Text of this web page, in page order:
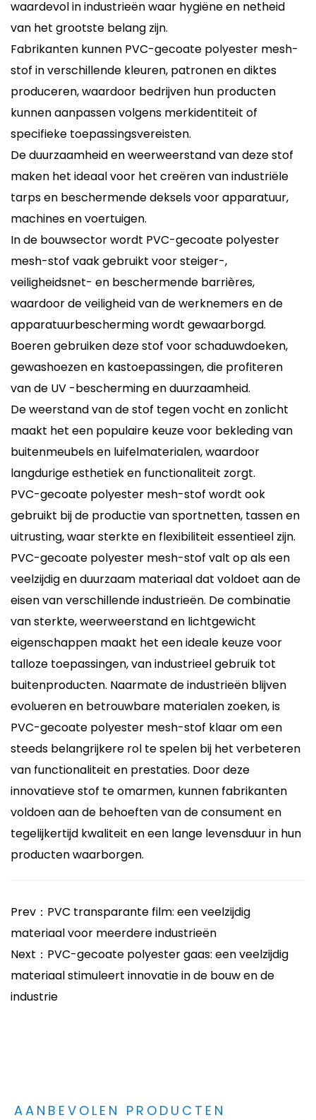
waardevol in industrieën waar hygiëne en netheid
van het grootste belang zijn.
Fabrikanten kunnen PVC-gecoate polyester mesh-
stof in verschillende kleuren, patronen en diktes
produceren, waardoor bedrijven hun producten
kunnen aanpassen volgens merkidentiteit of
specifieke toepassingsvereisten.
De duurzaamheid en weerweerstand van deze stof
maken het ideaal voor het creëren van industriële
tarps en beschermende deksels voor apparatuur,
machines en voertuigen.
In de bouwsector wordt PVC-gecoate polyester
mesh-stof vaak gebruikt voor steiger-,
veiligheidsnet- en beschermende barrières,
waardoor de veiligheid van de werknemers en de
apparatuurbescherming wordt gewaarborgd.
Boeren gebruiken deze stof voor schaduwdoeken,
gewashoezen en kastoepassingen, die profiteren
van de UV -bescherming en duurzaamheid.
De weerstand van de stof tegen vocht en zonlicht
maakt het een populaire keuze voor bekleding van
buitenmeubels en luifelmaterialen, waardoor
langdurige esthetiek en functionaliteit zorgt.
PVC-gecoate polyester mesh-stof wordt ook
gebruikt bij de productie van sportnetten, tassen en
uitrusting, waar sterkte en flexibiliteit essentieel zijn.
PVC-gecoate polyester mesh-stof valt op als een
veelzijdig en duurzaam materiaal dat voldoet aan de
eisen van verschillende industrieën. De combinatie
van sterkte, weerweerstand en lichtgewicht
eigenschappen maakt het een ideale keuze voor
talloze toepassingen, van industrieel gebruik tot
buitenproducten. Naarmate de industrieën blijven
evolueren en betrouwbare materialen zoeken, is
PVC-gecoate polyester mesh-stof klaar om een ​​
steeds belangrijkere rol te spelen bij het verbeteren
van functionaliteit en prestaties. Door deze
innovatieve stof te omarmen, kunnen fabrikanten
voldoen aan de behoeften van de consument en
tegelijkertijd kwaliteit en een lange levensduur in hun
producten waarborgen.
Prev：PVC transparante film: een veelzijdig
materiaal voor meerdere industrieën
Next：PVC-gecoate polyester gaas: een veelzijdig
materiaal stimuleert innovatie in de bouw en de
industrie
AANBEVOLEN PRODUCTEN